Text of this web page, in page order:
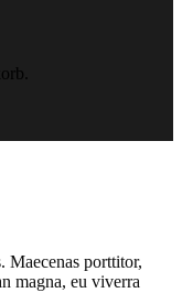
Maecenas porttitor,
magna, eu viverra